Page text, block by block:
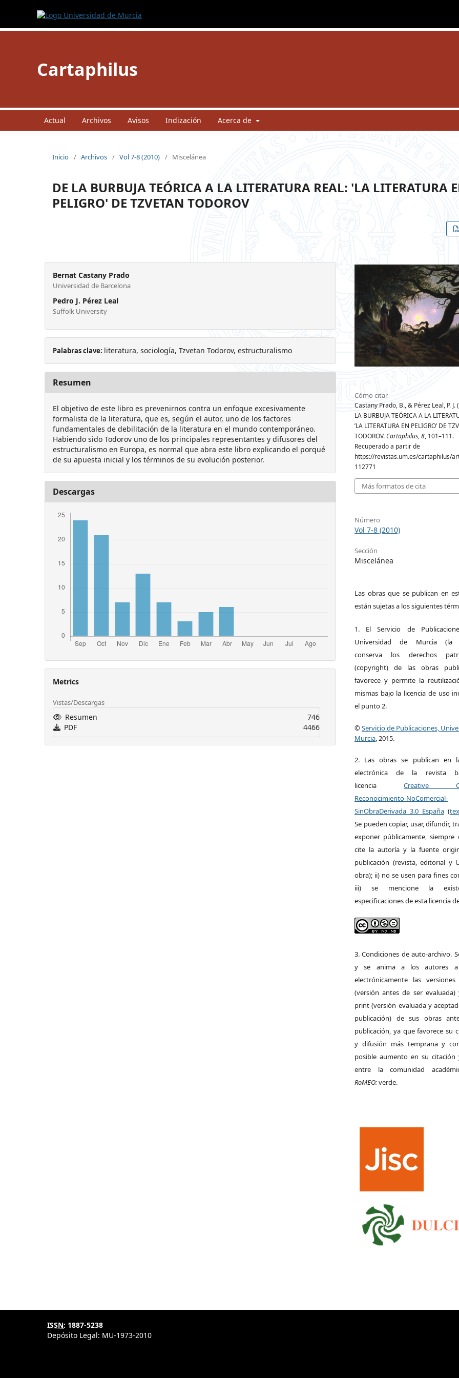
Cartaphilus
Actual Archivos Avisos Indización Acerca de
Inicio / Archivos / Vol 7-8 (2010) / Miscelánea
DE LA BURBUJA TEÓRICA A LA LITERATURA REAL: 'LA LITERATURA
PELIGRO' DE TZVETAN TODOROV
Bernat Castany Prado
Universidad de Barcelona
Pedro J. Pérez Leal
Suffolk University
Palabras clave: literatura, sociología, Tzvetan Todorov, estructuralismo
Resumen
El objetivo de este libro es prevenirnos contra un enfoque excesivamente
formalista de la literatura, que es, según el autor, uno de los factores
fundamentales de debilitación de la literatura en el mundo contemporáneo.
Habiendo sido Todorov uno de los principales representantes y difusores del
estructuralismo en Europa, es normal que abra este libro explicando el porqué
de su apuesta inicial y los términos de su evolución posterior.
Descargas
Metrics
Vistas/Descargas
Resumen
746
PDF
4466
Cómo citar
Castany Prado, B., & Pérez Leal, P. J.
LA BURBUJA TEÓRICA A LA
’LA LITERATURA EN PELIGRO’ DE
TODOROV.Cartaphilus,8, 101–111.
Recuperado a partir de
https://revistas.um.es/cartaphilus/
112771
Más formatos de cita
Número
Vol 7-8 (2010)
Sección
Miscelánea
Las obras que se publican en
están sujetas a los siguientes
1. El Servicio de
Universidad de Murcia (la
conserva los derechos
(copyright) de las obras
favorece y permite la
mismas bajo la licencia de uso
el punto 2.
©Servicio de Publicaciones,
Murcia, 2015.
2. Las obras se publican en
electrónica de la revista
licencia Creative
Reconocimiento-NoComercial-
SinObraDerivada 3.0 España (
Se pueden copiar, usar, difundir,
exponer públicamente, siempre
cite la autoría y la fuente
publicación (revista, editorial y
obra); ii) no se usen para fines
iii) se mencione la
especificaciones de esta licencia
3. Condiciones de auto-archivo.
y se anima a los autores a
electrónicamente las
(versión antes de ser
print (versión evaluada y
publicación) de sus obras
publicación, ya que favorece su
y difusión más temprana y
posible aumento en su citación
entre la comunidad
RoMEO:verde.
ISSN: 1887-5238
Depósito Legal: MU-1973-2010